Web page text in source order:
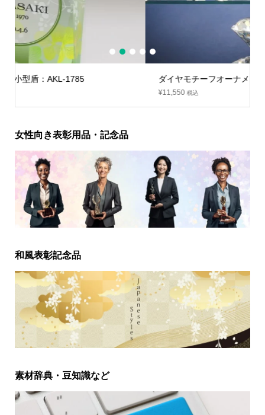
ダイヤモチーフオーナメント：BW-2080～BW-2084
1 2 3 4 5
女性向き表彰用品・記念品
和風表彰記念品
素材辞典・豆知識など